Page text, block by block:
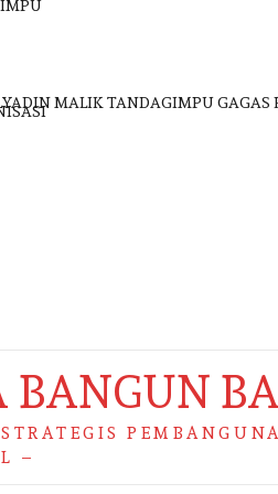
MALIK TANDAGIMPU GAGAS
BANGUN
–